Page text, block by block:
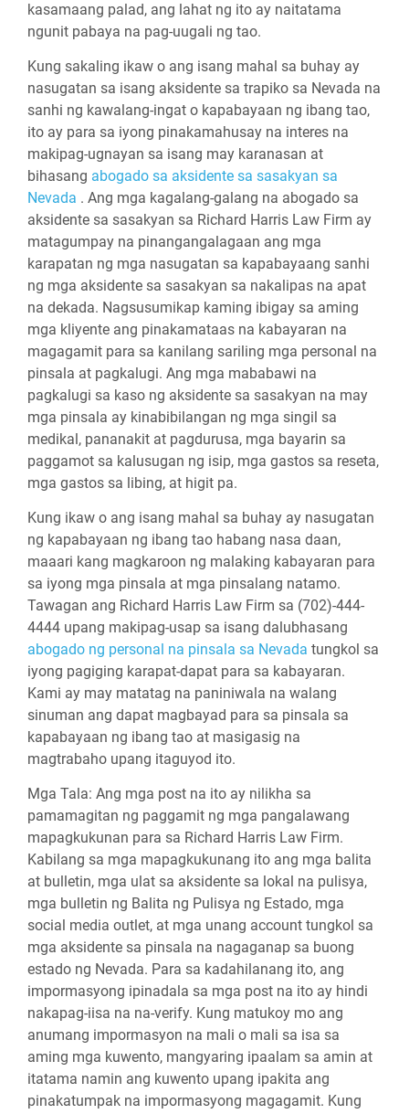
kasamaang palad, ang lahat ng ito ay naitatama
ngunit pabaya na pag-uugali ng tao.
Kung sakaling ikaw o ang isang mahal sa buhay ay
nasugatan sa isang aksidente sa trapiko sa Nevada na
sanhi ng kawalang-ingat o kapabayaan ng ibang tao,
ito ay para sa iyong pinakamahusay na interes na
makipag-ugnayan sa isang may karanasan at
bihasang abogado sa aksidente sa sasakyan sa
Nevada . Ang mga kagalang-galang na abogado sa
aksidente sa sasakyan sa Richard Harris Law Firm ay
matagumpay na pinangangalagaan ang mga
karapatan ng mga nasugatan sa kapabayaang sanhi
ng mga aksidente sa sasakyan sa nakalipas na apat
na dekada. Nagsusumikap kaming ibigay sa aming
mga kliyente ang pinakamataas na kabayaran na
magagamit para sa kanilang sariling mga personal na
pinsala at pagkalugi. Ang mga mababawi na
pagkalugi sa kaso ng aksidente sa sasakyan na may
mga pinsala ay kinabibilangan ng mga singil sa
medikal, pananakit at pagdurusa, mga bayarin sa
paggamot sa kalusugan ng isip, mga gastos sa reseta,
mga gastos sa libing, at higit pa.
Kung ikaw o ang isang mahal sa buhay ay nasugatan
ng kapabayaan ng ibang tao habang nasa daan,
maaari kang magkaroon ng malaking kabayaran para
sa iyong mga pinsala at mga pinsalang natamo.
Tawagan ang Richard Harris Law Firm sa (702)-444-
4444 upang makipag-usap sa isang dalubhasang
abogado ng personal na pinsala sa Nevada tungkol sa
iyong pagiging karapat-dapat para sa kabayaran.
Kami ay may matatag na paniniwala na walang
sinuman ang dapat magbayad para sa pinsala sa
kapabayaan ng ibang tao at masigasig na
magtrabaho upang itaguyod ito.
Mga Tala: Ang mga post na ito ay nilikha sa
pamamagitan ng paggamit ng mga pangalawang
mapagkukunan para sa Richard Harris Law Firm.
Kabilang sa mga mapagkukunang ito ang mga balita
at bulletin, mga ulat sa aksidente sa lokal na pulisya,
mga bulletin ng Balita ng Pulisya ng Estado, mga
social media outlet, at mga unang account tungkol sa
mga aksidente sa pinsala na nagaganap sa buong
estado ng Nevada. Para sa kadahilanang ito, ang
impormasyong ipinadala sa mga post na ito ay hindi
nakapag-iisa na na-verify. Kung matukoy mo ang
anumang impormasyon na mali o mali sa isa sa
aming mga kuwento, mangyaring ipaalam sa amin at
itatama namin ang kuwento upang ipakita ang
pinakatumpak na impormasyong magagamit. Kung